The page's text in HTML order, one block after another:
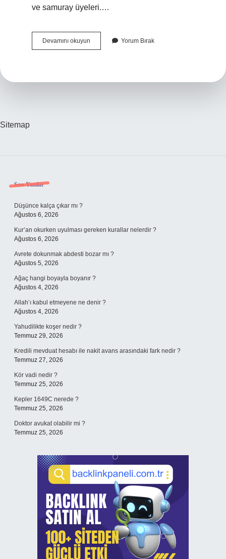
ve samuray üyeleri.…
Devamını okuyun
Kadınlar
Yorum Bırak
Sitemap
Sidebar
Son Yazılar
Düşünce kalça çıkar mı ?
Ağustos 6, 2026
Kur’an okurken uyulması gereken kurallar nelerdir ?
Ağustos 6, 2026
Avrete dokunmak abdesti bozar mı ?
Ağustos 5, 2026
Ağaç hangi boyayla boyanır ?
Ağustos 4, 2026
Allah’ı kabul etmeyene ne denir ?
Ağustos 4, 2026
Yahudilikte koşer nedir ?
Temmuz 29, 2026
Kredili mevduat hesabı ile nakit avans arasındaki fark nedir ?
Temmuz 27, 2026
Kör vadi nedir ?
Temmuz 25, 2026
Kepler 1649C nerede ?
Temmuz 25, 2026
Doktor avukat olabilir mi ?
Temmuz 25, 2026